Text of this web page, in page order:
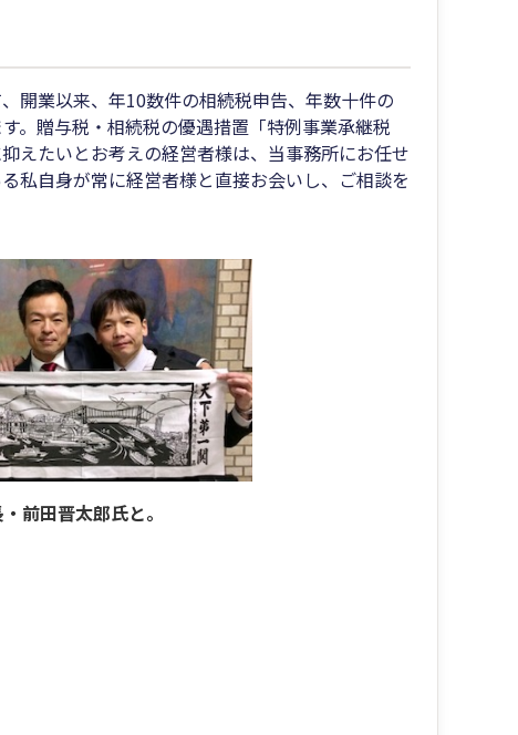
開業以来、年10数件の相続税申告、年数十件の
。贈与税・相続税の優遇措置「特例事業承継税
えたいとお考えの経営者様は、当事務所にお任せ
私自身が常に経営者様と直接お会いし、ご相談を
前田晋太郎氏と。